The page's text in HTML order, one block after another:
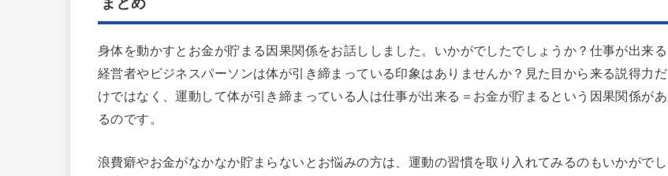
身体を動かすとお金が貯まる因果関係をお話ししました。いかがでしたでしょうか？仕事が出来る
経営者やビジネスパーソンは体が引き締まっている印象はありませんか？見た目から来る説得力だ
けではなく、運動して体が引き締まっている人は仕事が出来る＝お金が貯まるという因果関係があ
るのです。
浪費癖やお金がなかなか貯まらないとお悩みの方は、運動の習慣を取り入れてみるのもいかがでし